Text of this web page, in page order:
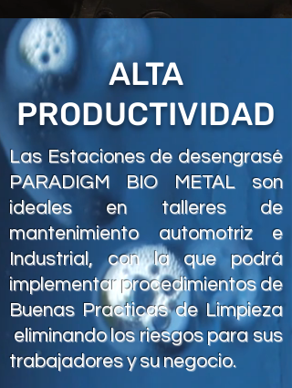
ALTA
PRODUCTIVIDAD
Las Estaciones de desengrasé
PARADIGM BIO METAL son
ideales en talleres de
mantenimiento automotriz e
Industrial, con la que podrá
implementar procedimientos de
Buenas Practicas de Limpieza
eliminando los riesgos para sus
trabajadores y su negocio.